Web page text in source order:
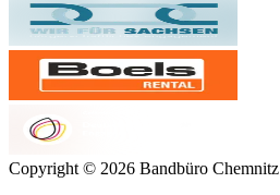
Copyright © 2026 Bandbüro Chemnitz